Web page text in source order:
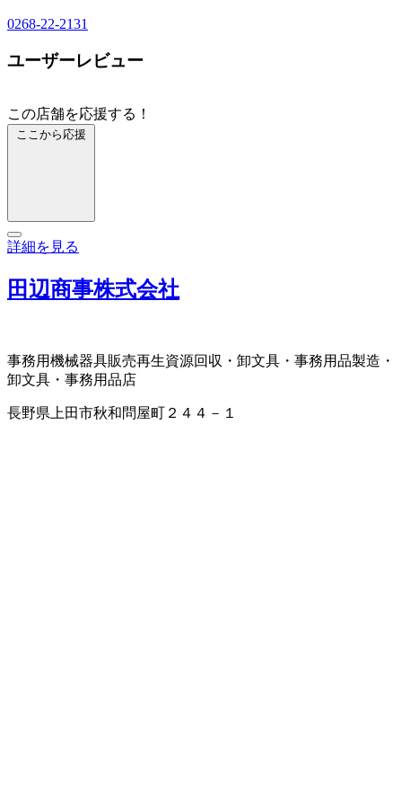
0268-22-2131
ユーザーレビュー
この店舗を応援する！
ここから応援
詳細を見る
田辺商事株式会社
事務用機械器具販売再生資源回収・卸文具・事務用品製造・
卸文具・事務用品店
長野県上田市秋和問屋町２４４－１